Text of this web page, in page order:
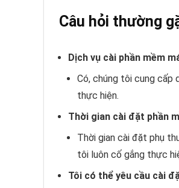
Câu hỏi thường
Dịch vụ cài phần mềm
Có, chúng tôi cung cấp
thực hiện.
Thời gian cài đặt phần
Thời gian cài đặt phụ
tôi luôn cố gắng thực
Tôi có thể yêu cầu cài